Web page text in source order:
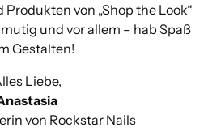
von „Shop the Look“
und vor allem – hab Spaß
Gestalten!
Liebe,
von Rockstar Nails